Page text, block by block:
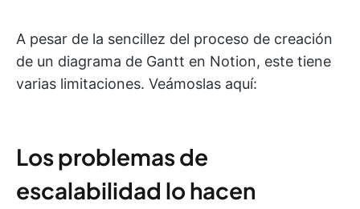
A pesar de la sencillez del proceso de creación
de un diagrama de Gantt en Notion, este tiene
varias limitaciones. Veámoslas aquí:
Los problemas de
escalabilidad lo hacen